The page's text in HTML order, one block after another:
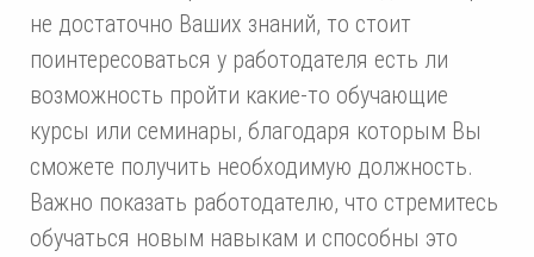
не достаточно Ваших знаний, то стоит
поинтересоваться у работодателя есть ли
возможность пройти какие-то обучающие
курсы или семинары, благодаря которым Вы
сможете получить необходимую должность.
Важно показать работодателю, что стремитесь
обучаться новым навыкам и способны это